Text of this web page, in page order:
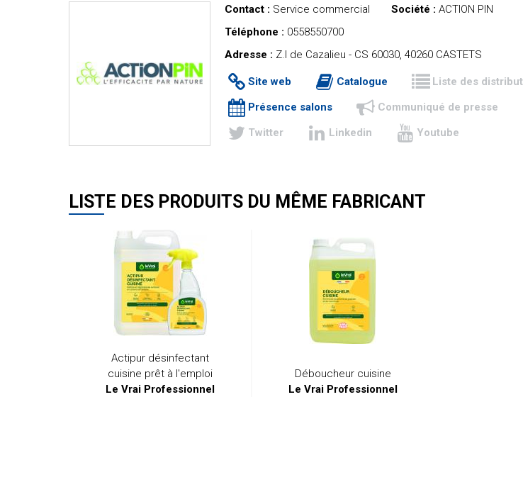
Contact : Service commercial Société : ACTION PIN
Téléphone : 0558550700
Adresse : Z.I de Cazalieu - CS 60030, 40260 CASTETS
Site web Catalogue
Liste des
Présence salons
Communiqué de presse
Twitter
Linkedin Youtube
LISTE DES PRODUITS DU MÊME FABRICANT
Actipur désinfectant
cuisine prêt à l'emploi
Le Vrai Professionnel
Déboucheur cuisine
Le Vrai Professionnel